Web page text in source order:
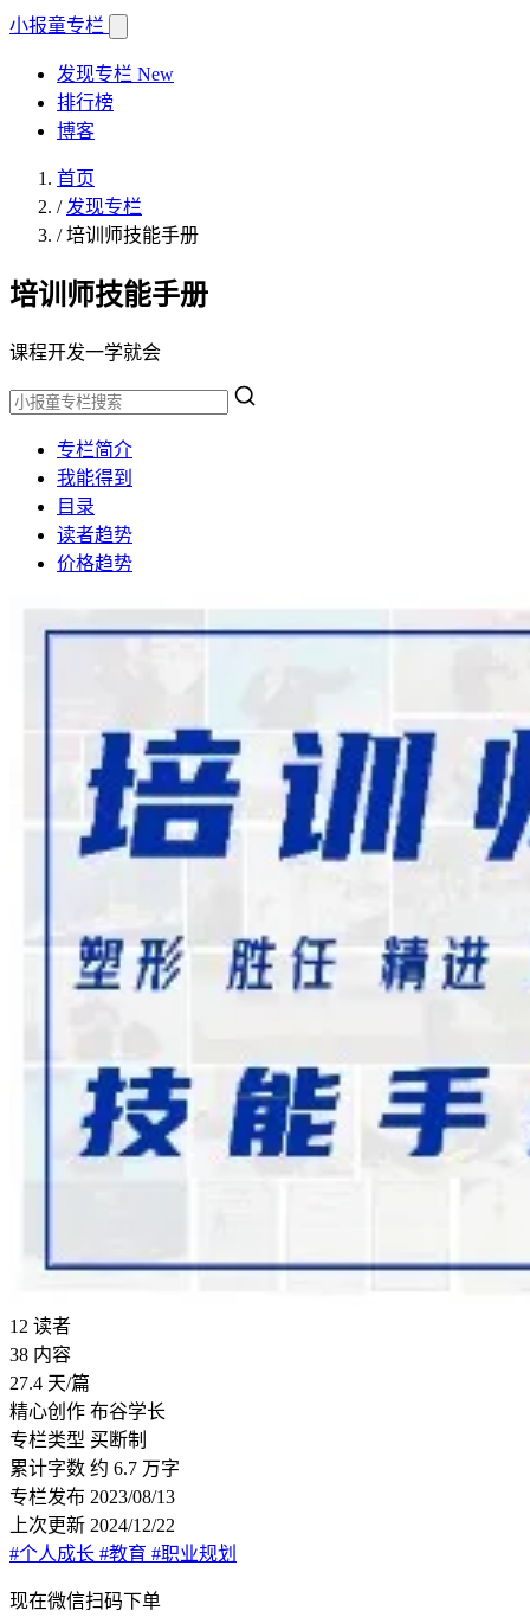
小报童专栏
发现专栏 New
排行榜
博客
首页
/ 发现专栏
/培训师技能手册
培训师技能手册
课程开发一学就会
专栏简介
我能得到
目录
读者趋势
价格趋势
12 读者
38 内容
27.4 天/篇
精心创作 布谷学长
专栏类型 买断制
累计字数 约 6.7 万字
专栏发布 2023/08/13
上次更新 2024/12/22
#个人成长 #教育 #职业规划
现在微信扫码下单